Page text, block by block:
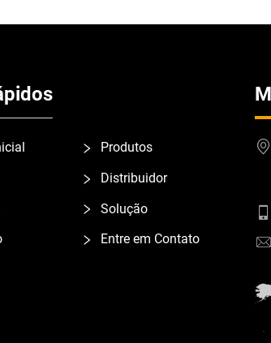
Produtos
Distribuidor
Solução
Entre em Contato